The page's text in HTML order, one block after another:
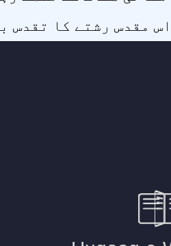
مقدس رشتے کا تقدس